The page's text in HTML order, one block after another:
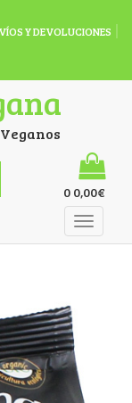
Y DEVOLUCIONES
0 0,00€